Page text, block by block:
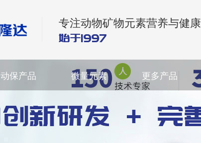
专注动物矿物元素营养与健康
动保产品 微量元素 更多产品